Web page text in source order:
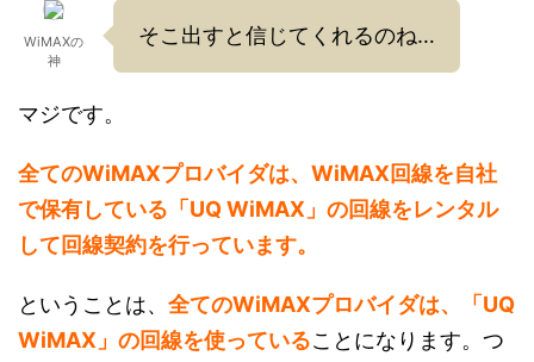
WiMAXの
神
そこ出すと信じてくれるのね…
マジです。
全てのWiMAXプロバイダは、WiMAX回線を自社
で保有している「UQ WiMAX」の回線をレンタル
して回線契約を行っています。
ということは、 全てのWiMAXプロバイダは、「UQ
WiMAX」の回線を使っていることになります。つ